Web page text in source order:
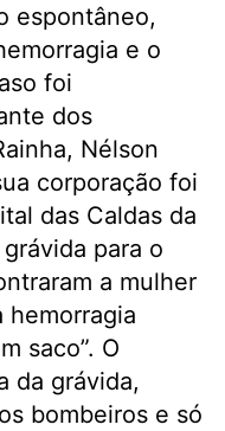
espontâneo,
e o
foi
dos
Nélson
corporação foi
das Caldas da
para o
a mulher
hemorragia
saco”. O
da grávida,
bombeiros e só